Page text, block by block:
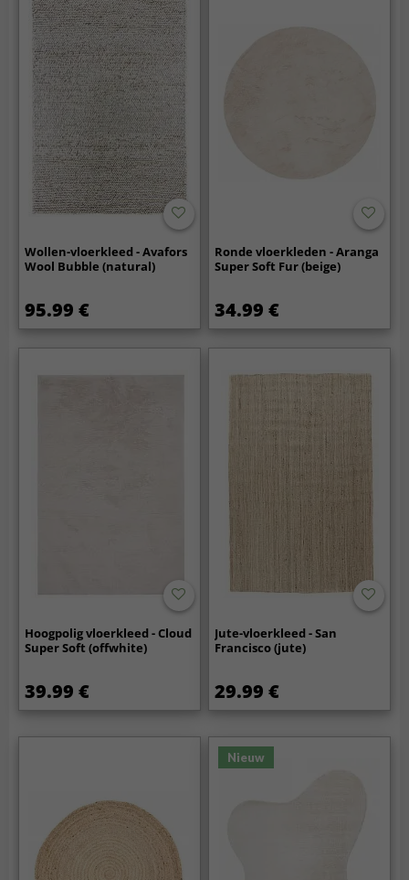
Wollen-vloerkleed - Avafors
Wool Bubble (natural)
95.99 €
Ronde vloerkleden - Aranga
Super Soft Fur (beige)
34.99 €
Hoogpolig vloerkleed - Cloud
Super Soft (offwhite)
39.99 €
Jute-vloerkleed - San
Francisco (jute)
29.99 €
Nieuw